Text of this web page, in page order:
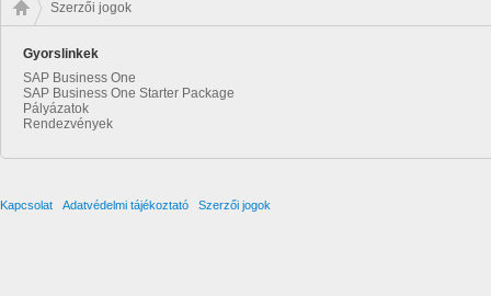
Szerzői jogok
Gyorslinkek
SAP Business One
SAP Business One Starter Package
Pályázatok
Rendezvények
Kapcsolat Adatvédelmi tájékoztató Szerzői jogok